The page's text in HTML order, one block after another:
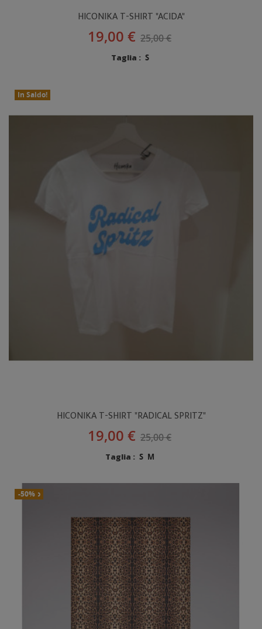
HICONIKA T-SHIRT "ACIDA"
19,00 € 25,00 €
Taglia : S
In Saldo!
Nuovo
HICONIKA T-SHIRT "RADICAL SPRITZ"
19,00 € 25,00 €
Taglia : S M
Nuovo
-50%